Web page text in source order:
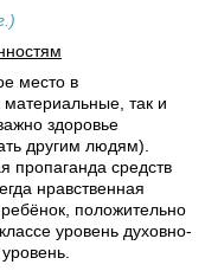
место в
так и
здоровье
другим людям).
пропаганда средств
нравственная
положительно
уровень духовно-